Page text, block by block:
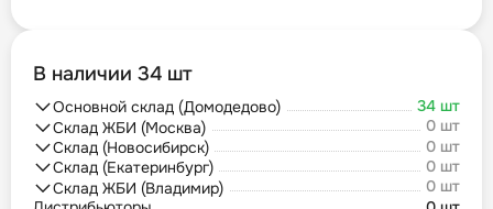
В наличии 34 шт
Основной склад (Домодедово)
34 шт
Склад ЖБИ (Москва)
0 шт
Склад (Новосибирск)
0 шт
Склад (Екатеринбург)
0 шт
Склад ЖБИ (Владимир)
0 шт